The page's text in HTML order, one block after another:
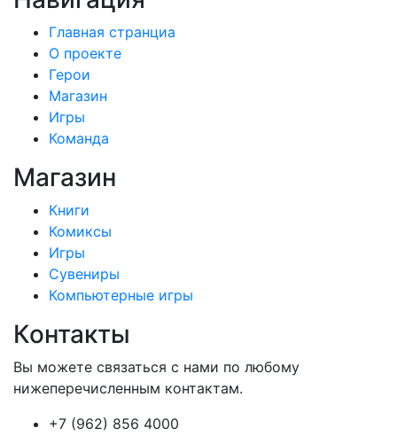
Главная странциа
О проекте
Герои
Магазин
Игры
Команда
Магазин
Книги
Комиксы
Игры
Сувениры
Компьютерные игры
Контакты
Вы можете связаться с нами по любому
нижеперечисленным контактам.
+7 (962) 856 4000